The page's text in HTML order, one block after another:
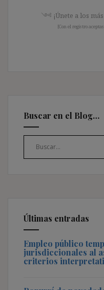
༺ ¡Únete a los
[Con el registro
Buscar en el Blog…
Últimas entradas
Empleo público
jurisdiccionales al
criterios